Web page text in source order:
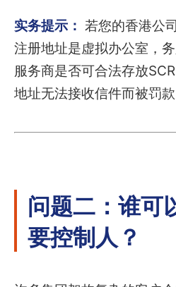
实务提示： 若您的香港公
注册地址是虚拟办公室，
服务商是否可合法存放
地址无法接收信件而被罚款
问题二：谁可
要控制人？